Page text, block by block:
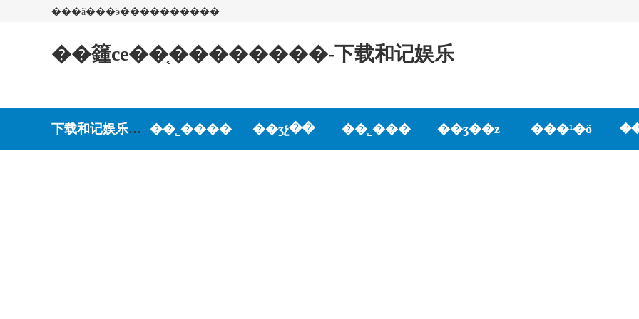
���ã���ӭ����������
��籦ce��֤��������-下载和记娱乐
下载和记娱乐-和记娱乐游戏 ��˾���� ��ʒչ�� ��˾��� ��ʒ��ƶ ���¹�ӧ